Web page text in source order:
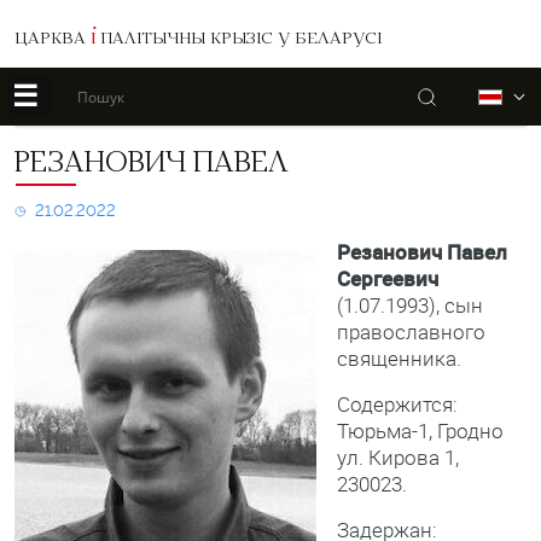
ЦАРКВА І ПАЛІТЫЧНЫ КРЫЗІС У БЕЛАРУСІ
☰ Пошук
Резанович
Павел
РЕЗАНОВИЧ ПАВЕЛ
21.02.2022
Резанович Павел
Сергеевич
(1.07.1993), сын
православного
священника.
Содержится:
Тюрьма-1, Гродно
ул. Кирова 1,
230023.
Задержан: